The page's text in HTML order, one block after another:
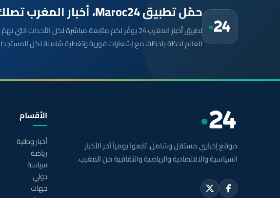
حمّل تطبيق Maroc24، أخبار المغرب تصلك أولاً
تطبيق أخبار المغرب 24 يوفّر لكم متابعة مباشرة لكل الأحداث
العالم لحظة بلحظة، مع إشعارات فورية وتغطية شاملة لكل
موقع إخباري مستقل وشامل. تابعوا يومياً آخر الأخبار
السياسية والاقتصادية والرياضية والثقافية من المغرب.
الأقسام
أخبار وطنية
رياضة
سياسة
دولي
جهات